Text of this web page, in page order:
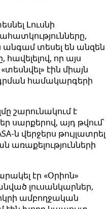
Լուսնի
տեսել են անզեն
որ այս
էին միայն
համակարգերի
շարունակում է
սարքերով, այդ թվում՝
ն վերջերս թույլատրել
առաքելությունների
էր «Օրիոն»
լուսանկարներ,
ամբողջական